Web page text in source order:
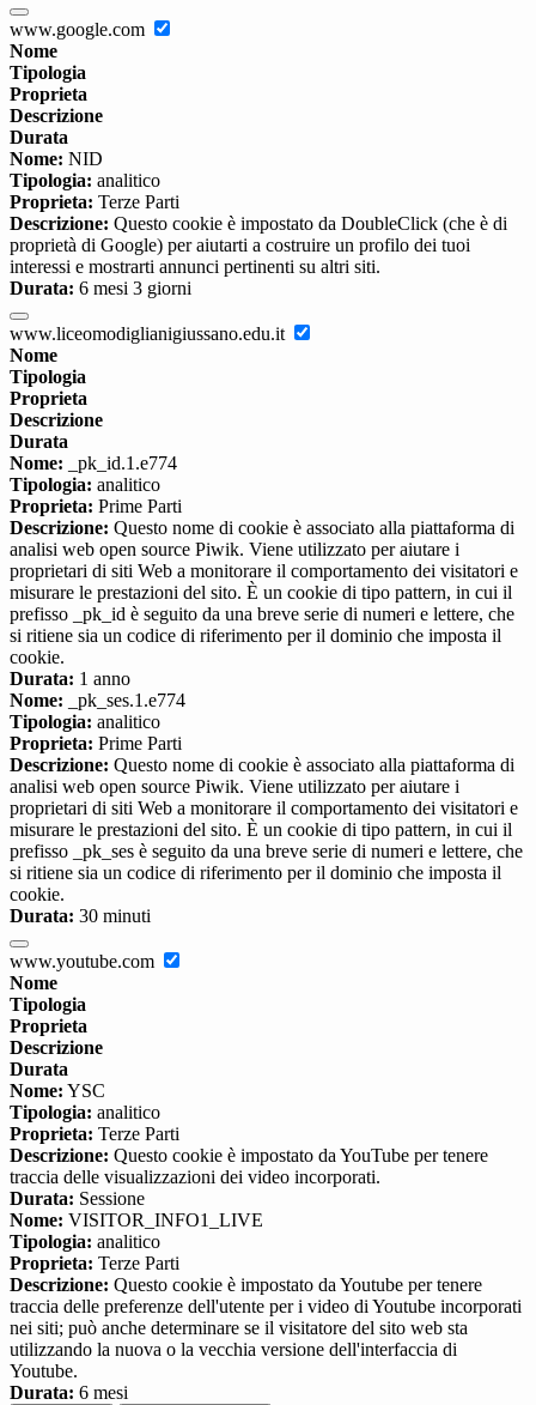
www.google.com
Nome
Tipologia
Proprieta
Descrizione
Durata
Nome: NID
Tipologia: analitico
Proprieta: Terze Parti
Descrizione: Questo cookie è impostato da DoubleClick (che è di
proprietà di Google) per aiutarti a costruire un profilo dei tuoi
interessi e mostrarti annunci pertinenti su altri siti.
Durata: 6 mesi 3 giorni
www.liceomodiglianigiussano.edu.it
Nome
Tipologia
Proprieta
Descrizione
Durata
Nome: _pk_id.1.e774
Tipologia: analitico
Proprieta: Prime Parti
Descrizione: Questo nome di cookie è associato alla piattaforma di
analisi web open source Piwik. Viene utilizzato per aiutare i
proprietari di siti Web a monitorare il comportamento dei visitatori e
misurare le prestazioni del sito. È un cookie di tipo pattern, in cui il
prefisso _pk_id è seguito da una breve serie di numeri e lettere, che
si ritiene sia un codice di riferimento per il dominio che imposta il
cookie.
Durata: 1 anno
Nome: _pk_ses.1.e774
Tipologia: analitico
Proprieta: Prime Parti
Descrizione: Questo nome di cookie è associato alla piattaforma di
analisi web open source Piwik. Viene utilizzato per aiutare i
proprietari di siti Web a monitorare il comportamento dei visitatori e
misurare le prestazioni del sito. È un cookie di tipo pattern, in cui il
prefisso _pk_ses è seguito da una breve serie di numeri e lettere, che
si ritiene sia un codice di riferimento per il dominio che imposta il
cookie.
Durata: 30 minuti
www.youtube.com
Nome
Tipologia
Proprieta
Descrizione
Durata
Nome: YSC
Tipologia: analitico
Proprieta: Terze Parti
Descrizione: Questo cookie è impostato da YouTube per tenere
traccia delle visualizzazioni dei video incorporati.
Durata: Sessione
Nome: VISITOR_INFO1_LIVE
Tipologia: analitico
Proprieta: Terze Parti
Descrizione: Questo cookie è impostato da Youtube per tenere
traccia delle preferenze dell'utente per i video di Youtube incorporati
nei siti; può anche determinare se il visitatore del sito web sta
utilizzando la nuova o la vecchia versione dell'interfaccia di
Youtube.
Durata: 6 mesi